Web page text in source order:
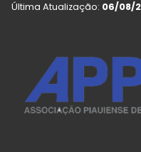
Última Atualização: 06/08/